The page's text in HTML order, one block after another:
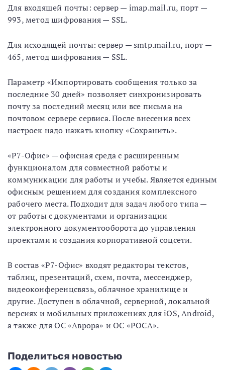
Для входящей почты: сервер — imap.mail.ru, порт —
993, метод шифрования — SSL.
Для исходящей почты: сервер — smtp.mail.ru, порт —
465, метод шифрования — SSL.
Параметр «Импортировать сообщения только за
последние 30 дней» позволяет синхронизировать
почту за последний месяц или все письма на
почтовом сервере сервиса. После внесения всех
настроек надо нажать кнопку «Сохранить».
«Р7-Офис» — офисная среда с расширенным
функционалом для совместной работы и
коммуникации для работы и учебы. Является единым
офисным решением для создания комплексного
рабочего места. Подходит для задач любого типа —
от работы с документами и организации
электронного документооборота до управления
проектами и создания корпоративной соцсети.
В состав «Р7-Офис» входят редакторы текстов,
таблиц, презентаций, схем, почта, мессенджер,
видеоконференцсвязь, облачное хранилище и
другие. Доступен в облачной, серверной, локальной
версиях и мобильных приложениях для iOS, Android,
а также для ОС «Аврора» и ОС «РОСА».
Поделиться новостью